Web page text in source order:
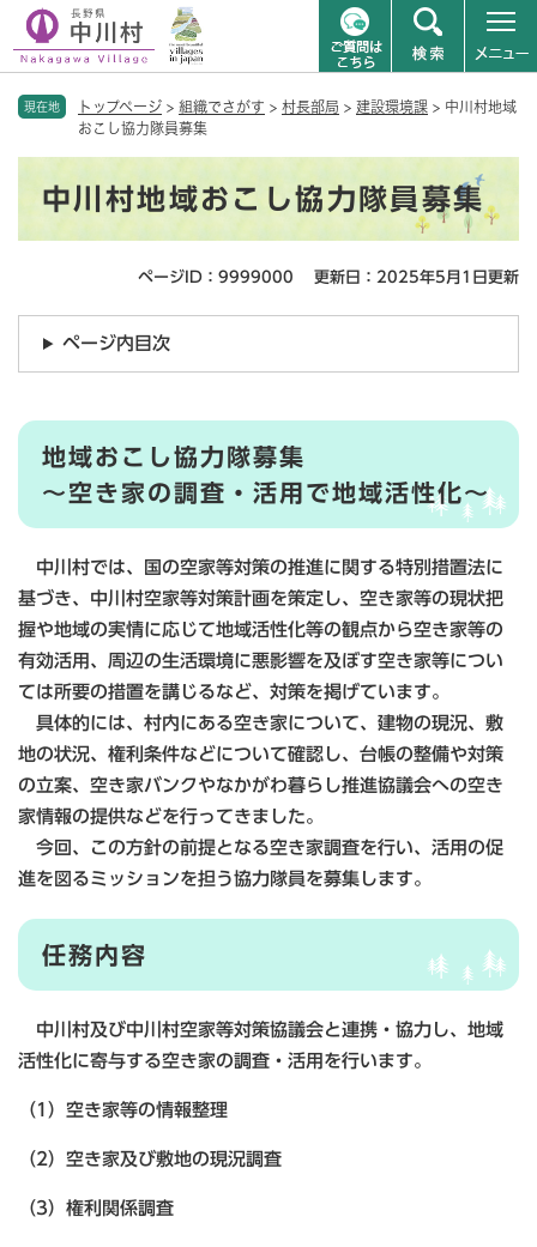
現在地 トップページ > 組織でさがす > 村長部局 > 建設環境課 > 中川村地域
おこし協力隊員募集
中川村地域おこし協力隊員募集
ページID：9999000 更新日：2025年5月1日更新
ページ内目次
地域おこし協力隊募集
～空き家の調査・活用で地域活性化～
中川村では、国の空家等対策の推進に関する特別措置法に
基づき、中川村空家等対策計画を策定し、空き家等の現状把
握や地域の実情に応じて地域活性化等の観点から空き家等の
有効活用、周辺の生活環境に悪影響を及ぼす空き家等につい
ては所要の措置を講じるなど、対策を掲げています。
具体的には、村内にある空き家について、建物の現況、敷
地の状況、権利条件などについて確認し、台帳の整備や対策
の立案、空き家バンクやなかがわ暮らし推進協議会への空き
家情報の提供などを行ってきました。
今回、この方針の前提となる空き家調査を行い、活用の促
進を図るミッションを担う協力隊員を募集します。
任務内容
中川村及び中川村空家等対策協議会と連携・協力し、地域
活性化に寄与する空き家の調査・活用を行います。
（1）空き家等の情報整理
（2）空き家及び敷地の現況調査
（3）権利関係調査